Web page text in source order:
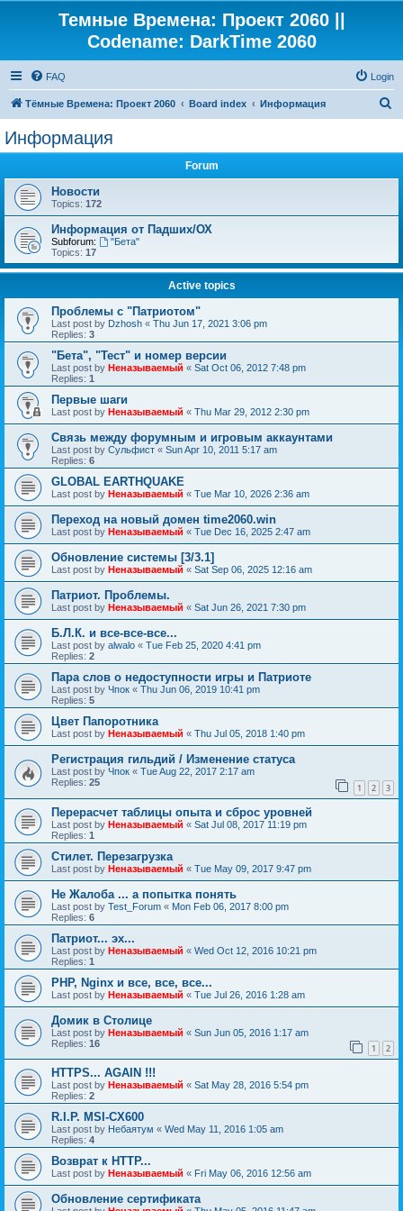
Темные Времена: Проект 2060 ||
Codename: DarkTime 2060
FAQ Login
Тёмные Времена: Проект 2060 Board index Информация
Информация
Forum
Новости
Topics: 172
Информация от Падших/ОХ
Subforum:
"Бета"
Topics: 17
Active topics
Проблемы с "Патриотом"
Last post by Dzhosh « Thu Jun 17, 2021 3:06 pm
Replies: 3
"Бета", "Тест" и номер версии
Last post by Неназываемый « Sat Oct 06, 2012 7:48 pm
Replies: 1
Первые шаги
Last post by Неназываемый « Thu Mar 29, 2012 2:30 pm
Связь между форумным и игровым аккаунтами
Last post by Сульфист « Sun Apr 10, 2011 5:17 am
Replies: 6
GLOBAL EARTHQUAKE
Last post by Неназываемый « Tue Mar 10, 2026 2:36 am
Переход на новый домен time2060.win
Last post by Неназываемый « Tue Dec 16, 2025 2:47 am
Обновление системы [3/3.1]
Last post by Неназываемый « Sat Sep 06, 2025 12:16 am
Патриот. Проблемы.
Last post by Неназываемый « Sat Jun 26, 2021 7:30 pm
Б.Л.К. и все-все-все...
Last post by alwalo « Tue Feb 25, 2020 4:41 pm
Replies: 2
Пара слов о недоступности игры и Патриоте
Last post by Чпок « Thu Jun 06, 2019 10:41 pm
Replies: 5
Цвет Папоротника
Last post by Неназываемый « Thu Jul 05, 2018 1:40 pm
Регистрация гильдий / Изменение статуса
Last post by Чпок « Tue Aug 22, 2017 2:17 am
Replies: 25 1 2 3
Перерасчет таблицы опыта и сброс уровней
Last post by Неназываемый « Sat Jul 08, 2017 11:19 pm
Replies: 1
Стилет. Перезагрузка
Last post by Неназываемый « Tue May 09, 2017 9:47 pm
Не Жалоба ... а попытка понять
Last post by Test_Forum « Mon Feb 06, 2017 8:00 pm
Replies: 6
Патриот... эх...
Last post by Неназываемый « Wed Oct 12, 2016 10:21 pm
Replies: 1
PHP, Nginx и все, все, все...
Last post by Неназываемый « Tue Jul 26, 2016 1:28 am
Домик в Столице
Last post by Неназываемый « Sun Jun 05, 2016 1:17 am
Replies: 16 1 2
HTTPS... AGAIN !!!
Last post by Неназываемый « Sat May 28, 2016 5:54 pm
Replies: 2
R.I.P. MSI-CX600
Last post by Небаятум « Wed May 11, 2016 1:05 am
Replies: 4
Возврат к HTTP...
Last post by Неназываемый « Fri May 06, 2016 12:56 am
Обновление сертификата